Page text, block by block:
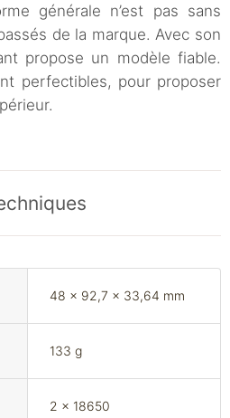
générale n’est pas sans
de la marque. Avec son
propose un modèle fiable.
perfectibles, pour proposer
48 x 92,7 x 33,64 mm
133 g
2 x 18650